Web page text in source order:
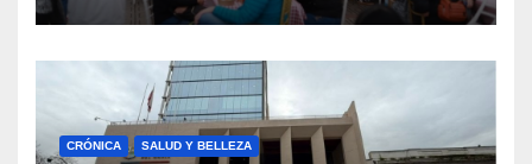
emprendimiento
CRÓNICA SALUD Y BELLEZA